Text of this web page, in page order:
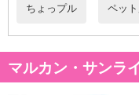
※お申込み頂きました商
ます。
※会員様のご都合でお受
金はいたしかねます。
また、お届け日時のご指
ちょっプル ペッ
マルカン・サンラ